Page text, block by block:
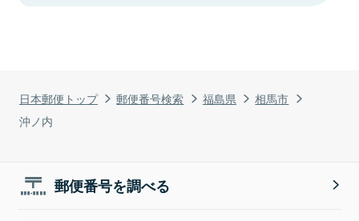
日本郵便トップ 郵便番号検索 福島県
相馬市
沖ノ内
郵便番号を調べる